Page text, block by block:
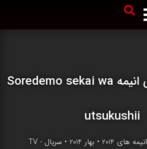
زیرنویس فارسی انیمه Soredemo sekai wa
utsukushii
انیمه های 2014 • بهار 2014 •
سریال - TV